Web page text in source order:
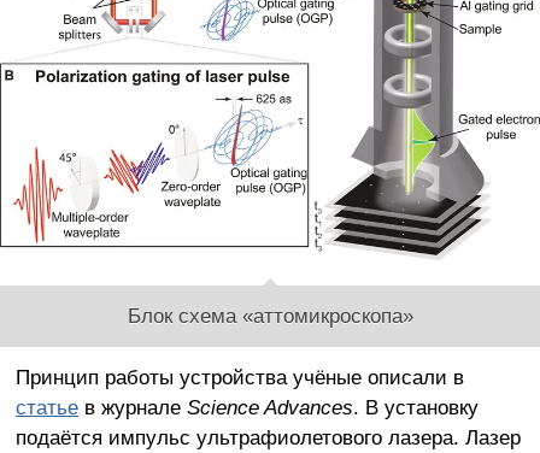
Блок схема «аттомикроскопа»
Принцип работы устройства учёные описали в
статьев журнале Science Advances. В установку
подаётся импульс ультрафиолетового лазера. Лазер